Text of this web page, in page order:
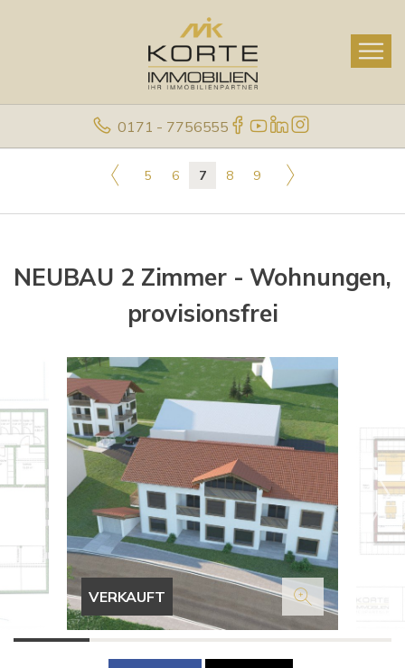
0171 - 7756555
5 6 7 8 9
NEUBAU 2 Zimmer - Wohnungen,
provisionsfrei
VERKAUFT